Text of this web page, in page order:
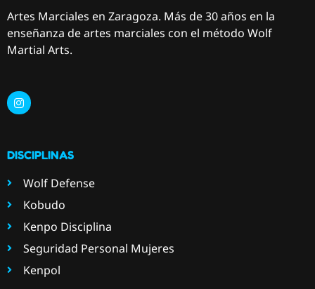
Artes Marciales en Zaragoza. Más de 30 años en la
enseñanza de artes marciales con el método Wolf
Martial Arts.
DISCIPLINAS
Wolf Defense
Kobudo
Kenpo Disciplina
Seguridad Personal Mujeres
Kenpol